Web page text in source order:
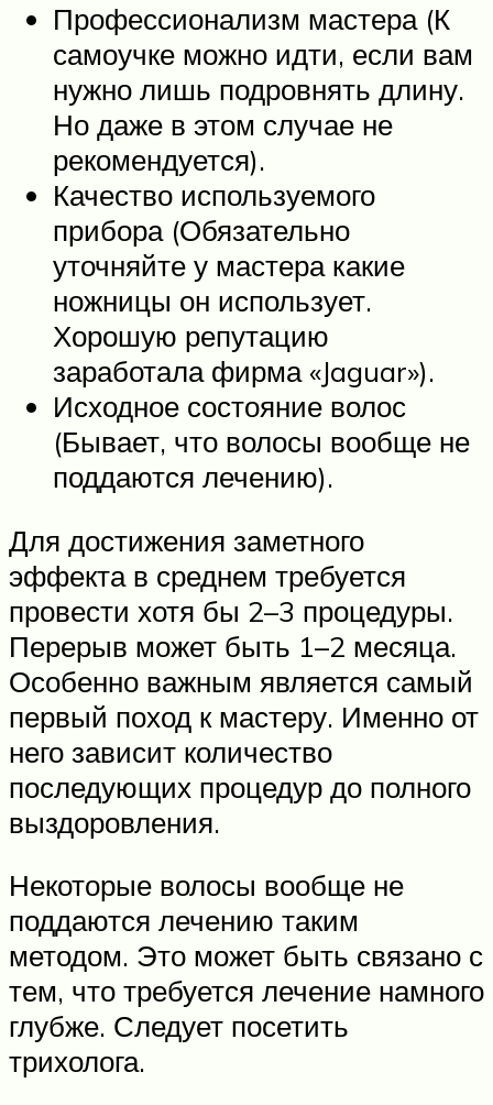
Профессионализм мастера (К
самоучке можно идти, если вам
нужно лишь подровнять длину.
Но даже в этом случае не
рекомендуется).
Качество используемого
прибора (Обязательно
уточняйте у мастера какие
ножницы он использует.
Хорошую репутацию
заработала фирма «Jaguar»).
Исходное состояние волос
(Бывает, что волосы вообще не
поддаются лечению).
Для достижения заметного
эффекта в среднем требуется
провести хотя бы 2–3 процедуры.
Перерыв может быть 1–2 месяца.
Особенно важным является самый
первый поход к мастеру. Именно от
него зависит количество
последующих процедур до полного
выздоровления.
Некоторые волосы вообще не
поддаются лечению таким
методом. Это может быть связано с
тем, что требуется лечение намного
глубже. Следует посетить
трихолога.